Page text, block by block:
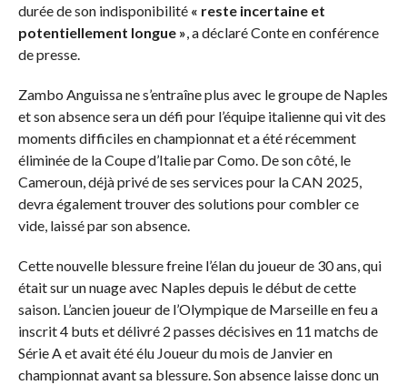
durée de son indisponibilité « reste incertaine et
potentiellement longue » , a déclaré Conte en conférence
de presse.
Zambo Anguissa ne s’entraîne plus avec le groupe de Naples
et son absence sera un défi pour l’équipe italienne qui vit des
moments difficiles en championnat et a été récemment
éliminée de la Coupe d’Italie par Como. De son côté, le
Cameroun, déjà privé de ses services pour la CAN 2025,
devra également trouver des solutions pour combler ce
vide, laissé par son absence.
Cette nouvelle blessure freine l’élan du joueur de 30 ans, qui
était sur un nuage avec Naples depuis le début de cette
saison. L’ancien joueur de l’Olympique de Marseille en feu a
inscrit 4 buts et délivré 2 passes décisives en 11 matchs de
Série A et avait été élu Joueur du mois de Janvier en
championnat avant sa blessure. Son absence laisse donc un